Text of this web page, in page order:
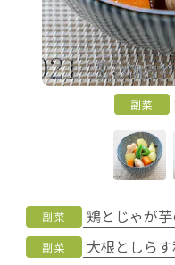
副菜
副菜 鶏とじゃが
副菜 大根としら